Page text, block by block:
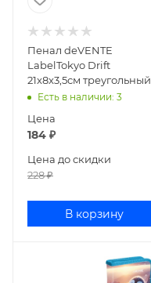
Пенал deVENTE
LabelTokyo Drift
21x8x3,5см треугольный
иск кожа 7026507
Есть в наличии: 3
Цена
184 ₽
Цена до скидки
228₽
В корзину